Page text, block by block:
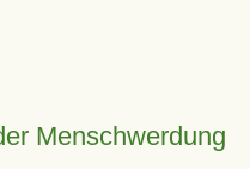
Menschwerdung